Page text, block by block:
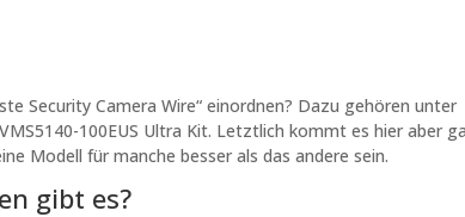
Security Camera Wire“ einordnen? Dazu gehören unter
100EUS Ultra Kit. Letztlich kommt es hier aber
Modell für manche besser als das andere sein.
gibt es?